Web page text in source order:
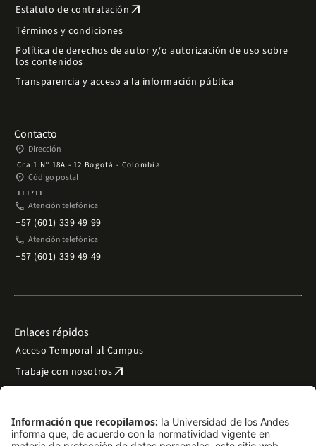
Estatuto de contratación arrow_outward
Términos y condiciones
Política de derechos de autor y/o autorización de uso sobre
los contenidos
Transparencia y acceso a la información pública
Contacto
place Dirección
Cra 1 Nº 18A - 12 Bogotá - Colombia
place Código postal
111711
phone Atención telefónica
+57 (601) 339 49 99
phone Atención telefónica
+57 (601) 339 49 49
Enlaces rápidos
Acceso Temporal al Campus
Trabaje con nosotrosarrow_outward
Preguntas frecuentes
Filantropía y donacionesarrow_outward